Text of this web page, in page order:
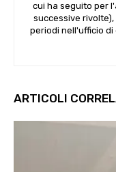
cui ha seguito per
successive rivolte),
periodi nell'ufficio di
ARTICOLI